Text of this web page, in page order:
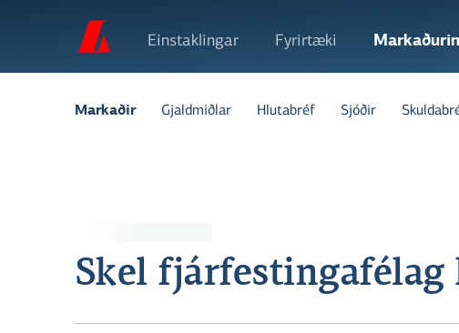
Einstaklingar Fyrirtæki
Markaðir Gjaldmiðlar Hlutabréf Sjóðir
Skel fjárfestingafélag